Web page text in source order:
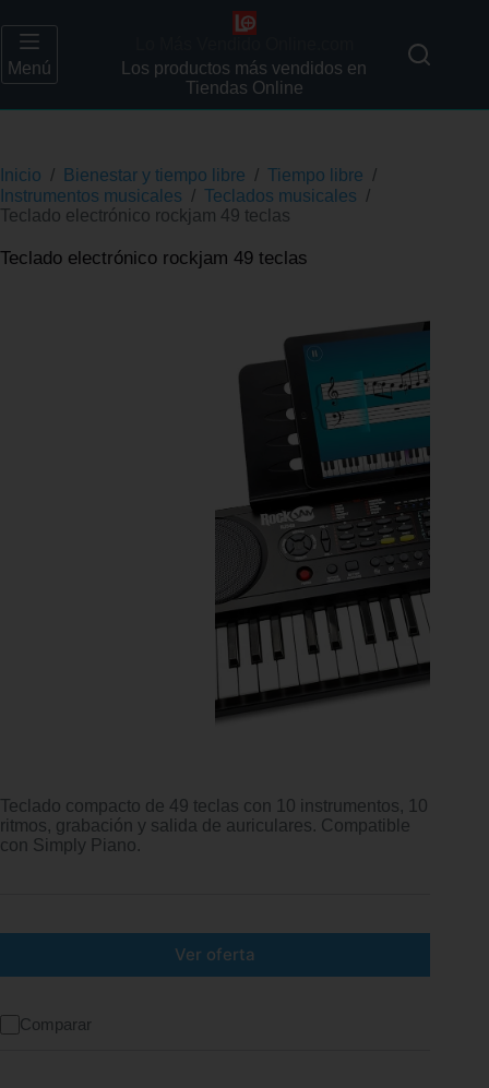
Menú
Los productos más vendidos en
Tiendas Online
Inicio / Bienestar y tiempo libre / Tiempo libre /
Instrumentos musicales / Teclados musicales /
Teclado electrónico rockjam 49 teclas
Teclado electrónico rockjam 49 teclas
Teclado compacto de 49 teclas con 10 instrumentos, 10
ritmos, grabación y salida de auriculares. Compatible
con Simply Piano.
Ver oferta
Comparar